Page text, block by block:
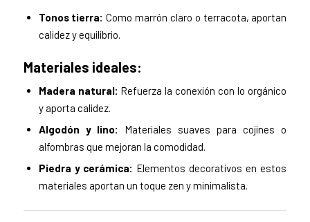
Tonos tierra: Como marrón claro o terracota, aportan
calidez y equilibrio.
Materiales ideales:
Madera natural: Refuerza la conexión con lo orgánico
y aporta calidez.
Algodón y lino:
Materiales suaves para cojines o
alfombras que mejoran la comodidad.
Piedra y cerámica: Elementos decorativos en estos
materiales aportan un toque zen y minimalista.